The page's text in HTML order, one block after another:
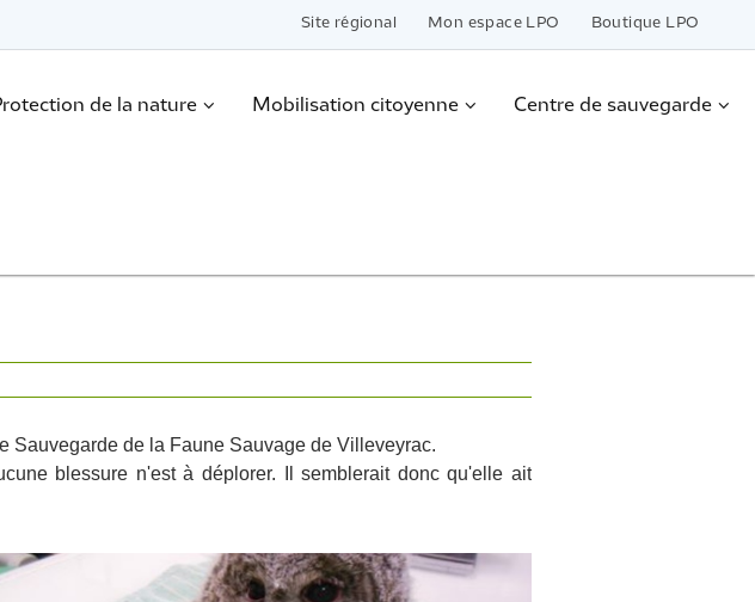
Site régional Mon espace LPO Boutique LPO
de la nature Mobilisation citoyenne Centre de sauvegarde
Sauvegarde de la Faune Sauvage de Villeveyrac.
blessure n'est à déplorer. Il semblerait donc qu'elle ait